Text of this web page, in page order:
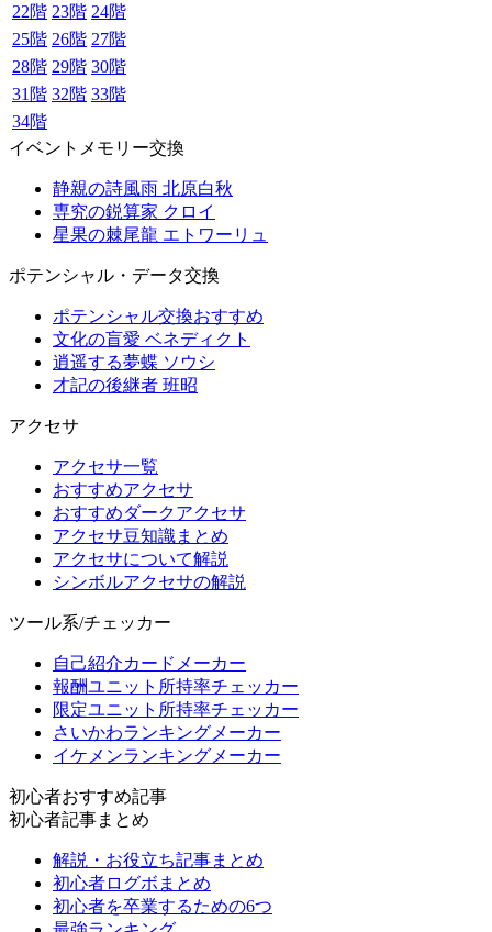
22階 23階 24階
25階 26階 27階
28階 29階 30階
31階 32階 33階
34階
イベントメモリー交換
静親の詩風雨 北原白秋
専究の鋭算家 クロイ
星果の棘尾龍 エトワーリュ
ポテンシャル・データ交換
ポテンシャル交換おすすめ
文化の盲愛 ベネディクト
逍遥する夢蝶 ソウシ
才記の後継者 班昭
アクセサ
アクセサ一覧
おすすめアクセサ
おすすめダークアクセサ
アクセサ豆知識まとめ
アクセサについて解説
シンボルアクセサの解説
ツール系/チェッカー
自己紹介カードメーカー
報酬ユニット所持率チェッカー
限定ユニット所持率チェッカー
さいかわランキングメーカー
イケメンランキングメーカー
初心者おすすめ記事
初心者記事まとめ
解説・お役立ち記事まとめ
初心者ログボまとめ
初心者を卒業するための6つ